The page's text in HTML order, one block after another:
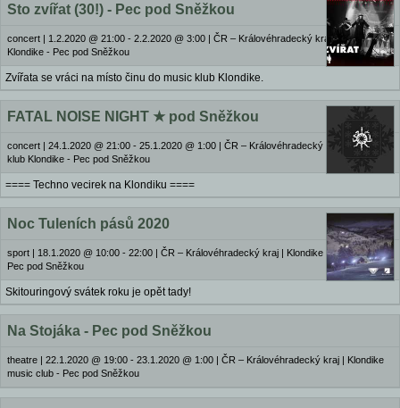
Sto zvířat (30!) - Pec pod Sněžkou
concert | 1.2.2020 @ 21:00 - 2.2.2020 @ 3:00 | ČR – Královéhradecký kraj | Music klub
Klondike - Pec pod Sněžkou
Zvířata se vráci na místo činu do music klub Klondike.
FATAL NOISE NIGHT ★ pod Sněžkou
concert | 24.1.2020 @ 21:00 - 25.1.2020 @ 1:00 | ČR – Královéhradecký kraj | Music
klub Klondike - Pec pod Sněžkou
==== Techno vecirek na Klondiku ====
Noc Tuleních pásů 2020
sport | 18.1.2020 @ 10:00 - 22:00 | ČR – Královéhradecký kraj | Klondike music club -
Pec pod Sněžkou
Skitouringový svátek roku je opět tady!
Na Stojáka - Pec pod Sněžkou
theatre | 22.1.2020 @ 19:00 - 23.1.2020 @ 1:00 | ČR – Královéhradecký kraj | Klondike
music club - Pec pod Sněžkou